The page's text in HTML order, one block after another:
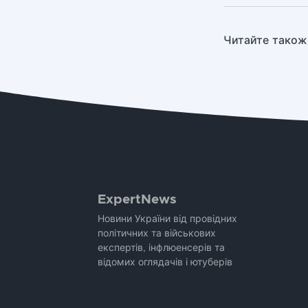
Читайте
ExpertNews
Новини України від провідних
політичних та військових
експертів, інфлюенсерів та
відомих оглядачів і ютуберів